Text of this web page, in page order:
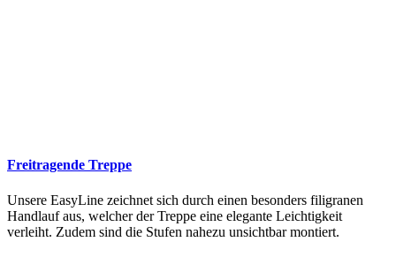
Freitragende Treppe
Unsere EasyLine zeichnet sich durch einen besonders filigranen
Handlauf aus, welcher der Treppe eine elegante Leichtigkeit
verleiht. Zudem sind die Stufen nahezu unsichtbar montiert.